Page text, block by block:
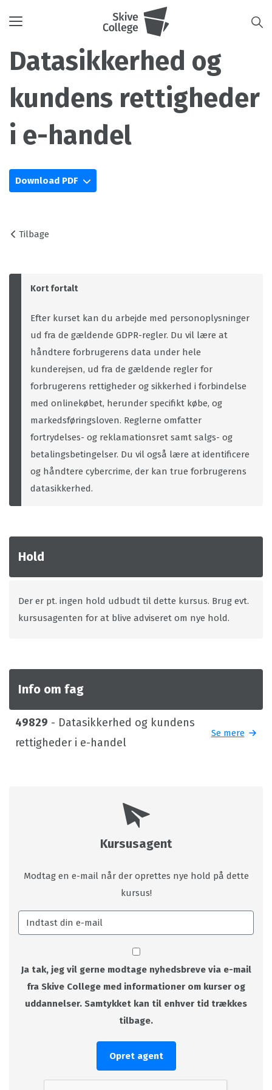
Toggle
Datasikkerhed og
kundens rettigheder
i e-handel
Download PDF
Tilbage
Kort fortalt
Efter kurset kan du arbejde med personoplysninger
ud fra de gældende GDPR-regler. Du vil lære at
håndtere forbrugerens data under hele
kunderejsen, ud fra de gældende regler for
forbrugerens rettigheder og sikkerhed i forbindelse
med onlinekøbet, herunder specifikt købe, og
markedsføringsloven. Reglerne omfatter
fortrydelses- og reklamationsret samt salgs- og
betalingsbetingelser. Du vil også lære at identificere
og håndtere cybercrime, der kan true forbrugerens
datasikkerhed.
Hold
Der er pt. ingen hold udbudt til dette kursus. Brug evt.
kursusagenten for at blive adviseret om nye hold.
Info om fag
49829 - Datasikkerhed og kundens
rettigheder i e-handel
Se mere
Kursusagent
Modtag en e-mail når der oprettes nye hold på dette
kursus!
Ja tak, jeg vil gerne modtage nyhedsbreve via e-mail
fra Skive College med informationer om kurser og
uddannelser. Samtykket kan til enhver tid trækkes
tilbage.
Opret agent